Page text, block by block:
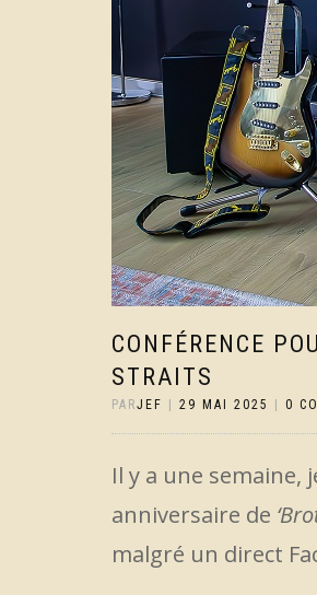
CONFÉRENCE
STRAITS
PARJEF 29 MAI 2025 0
Il y a une semaine,
anniversaire de
malgré un direct